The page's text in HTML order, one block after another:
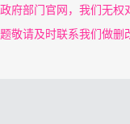
府部门官网，我们无
敬请及时联系我们做删